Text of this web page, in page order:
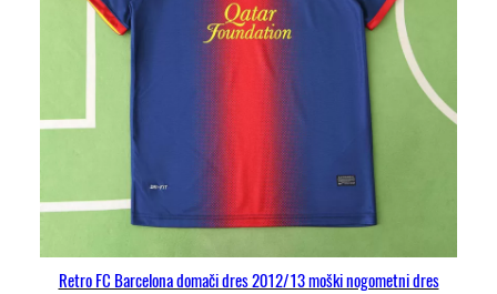
Retro FC Barcelona domači dres 2012/13 moški nogometni dres